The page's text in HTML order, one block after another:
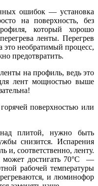
ошибок — установка
на поверхность, без
который хорошо
ленты. Перегрев
необратимый процесс,
предотвратить.
на профиль, ведь это
лент мощностью выше
поверхностью или
над плитой, нужно быть
снизится. Испарения
и, соответственно, ленту.
может достигать 70°С —
рабочей температуры
и люминофор